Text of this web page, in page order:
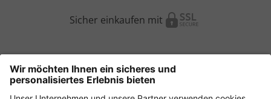
Sicher einkaufen mit
Weitere Onlineshops